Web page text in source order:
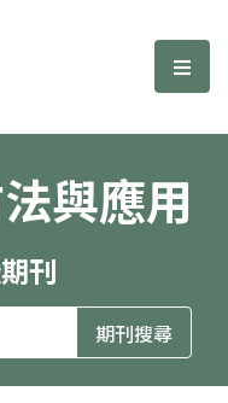
用期刊 選
與應用
刊